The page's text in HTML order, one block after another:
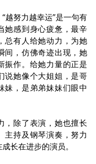
越努力越幸运”是一句有
她感到身心疲惫，最辛
总有人给她动力，为她
间，仿佛奇迹出现，她
振作。给她力量的正是
说她像个大姐姐，是哥
妹，是弟弟妹妹们眼中
，除了表演，她也擅长
主持及钢琴演奏，努力
长在进步的演员。